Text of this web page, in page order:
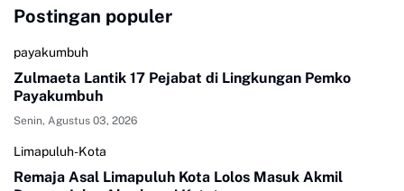
Postingan populer
payakumbuh
Zulmaeta Lantik 17 Pejabat di Lingkungan Pemko
Payakumbuh
Senin, Agustus 03, 2026
Limapuluh-Kota
Remaja Asal Limapuluh Kota Lolos Masuk Akmil